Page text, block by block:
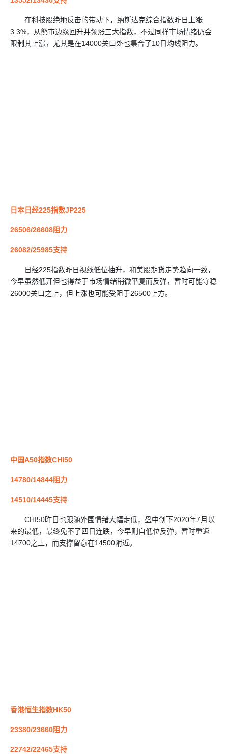
在科技股绝地反击的带动下，纳斯达克综合指数昨日上涨
3.3%，从熊市边缘回升并领涨三大指数，不过同样市场情绪仍会
限制其上涨，尤其是在14000关口处也集合了10日均线阻力。
日本日经225指数JP225
26506/26608阻力
26082/25985支持
日经225指数昨日视线低位抽升，和美股期货走势趋向一致，
今早虽然低开但也得益于市场情绪稍微平复而反弹，暂时可能守稳
26000关口之上，但上涨也可能受阻于26500上方。
中国A50指数CHI50
14780/14844阻力
14510/14445支持
CHI50昨日也跟随外围情绪大幅走低，盘中创下2020年7月以
来的最低，最终免不了四日连跌，今早则自低位反弹，暂时重返
14700之上，而支撑留意在14500附近。
香港恒生指数HK50
23380/23660阻力
22742/22465支持